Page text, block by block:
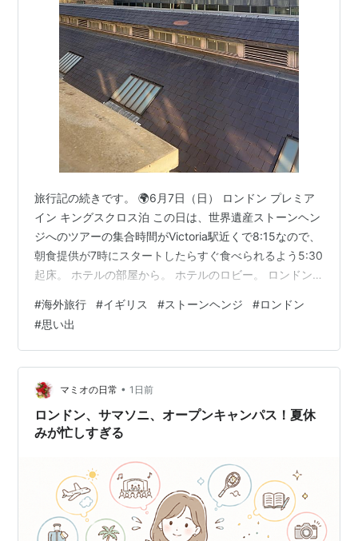
旅行記の続きです。 🌍6月7日（日） ロンドン プレミア
イン キングスクロス泊 この日は、世界遺産ストーンヘン
ジへのツアーの集合時間がVictoria駅近くで8:15なので、
朝食提供が7時にスタートしたらすぐ食べられるよう5:30
起床。 ホテルの部屋から。 ホテルのロビー。 ロンドン
急いで食べました。 そして7:30にホテルを出て、地下鉄
でキングスクロス駅からVictoria駅へ。 キングスクロス駅
の構内の花屋さんで見かけた花束。 前日にルートと所要
時間を確認しておいたのでスムーズに集合場所に着きま
した。 日本人だからね。。。時間には正確で…
#海外旅行 #イギリス #ストーンヘンジ #ロンドン
#思い出
マミオの日常 • 1日前
ロンドン、サマソニ、オープンキャンパス！夏休
みが忙しすぎる